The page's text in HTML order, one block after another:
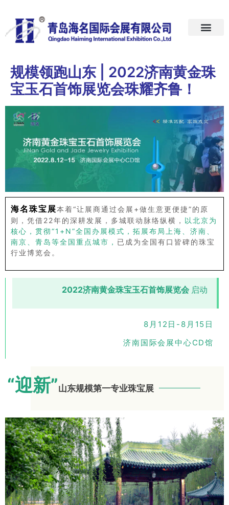
规模领跑山东 | 2022济南黄金珠
宝玉石首饰展览会珠耀齐鲁！
海名珠宝展本着“让展商通过会展+做生意更便捷”的原
则，凭借22年的深耕发展，多城联动脉络纵横， 以北京为
核心，贯彻“1+N”全国办展模式，拓展布局上海、济南、
南京、青岛等全国重点城市， 已成为全国有口皆碑的珠宝
行业博览会。
2022济南黄金珠宝玉石首饰展览会 启动
8月12日-8月15日
济南国际会展中心CD馆
“迎新”山东规模第一专业珠宝展